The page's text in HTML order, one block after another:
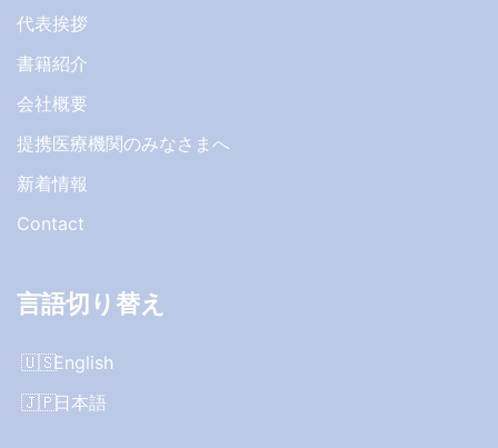
代表挨拶
書籍紹介
会社概要
提携医療機関のみなさまへ
新着情報
Contact
言語切り替え
English
日本語